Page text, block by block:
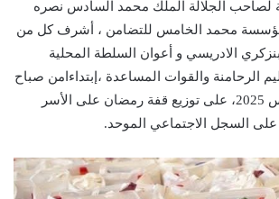
لصاحب الجلالة الملك محمد السادس نصره
محمد الخامس للتضامن ، أشرف كل من
الادريسي و أعوان السلطة المحلية
الرحامنة والقوات المساعدة ،إبتداءامن صباح
اليوم الثلاثاء 04 مارس 2025، على توزيع قفة رمضان على الأسر
على السجل الاجتماعي الموحد.